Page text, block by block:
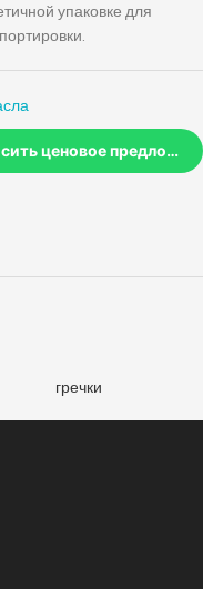
упаковке для
Свяжитесь с нами, чтобы запросить ценовое предложение
гречки